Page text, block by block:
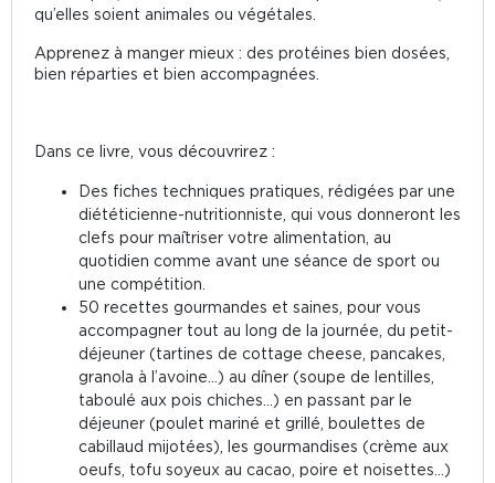
qu’elles soient animales ou végétales.
Apprenez à manger mieux : des protéines bien dosées,
bien réparties et bien accompagnées.
Dans ce livre, vous découvrirez :
Des fiches techniques pratiques, rédigées par une
diététicienne-nutritionniste, qui vous donneront les
clefs pour maîtriser votre alimentation, au
quotidien comme avant une séance de sport ou
une compétition.
50 recettes gourmandes et saines, pour vous
accompagner tout au long de la journée, du petit-
déjeuner (tartines de cottage cheese, pancakes,
granola à l’avoine…) au dîner (soupe de lentilles,
taboulé aux pois chiches…) en passant par le
déjeuner (poulet mariné et grillé, boulettes de
cabillaud mijotées), les gourmandises (crème aux
oeufs, tofu soyeux au cacao, poire et noisettes…)